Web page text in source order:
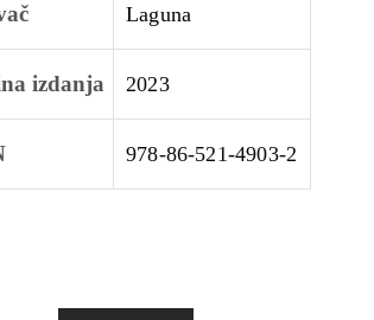
Laguna
izdanja 2023
978-86-521-4903-2